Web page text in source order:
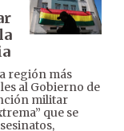
región más
al Gobierno de
militar
que se